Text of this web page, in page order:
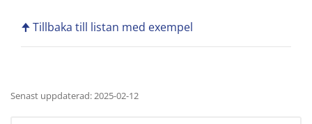
🠉 Tillbaka till listan med exempel
Senast uppdaterad: 2025-02-12